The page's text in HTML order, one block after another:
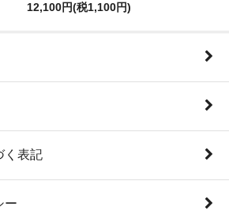
12,100円(税1,100円)
く表記
ー